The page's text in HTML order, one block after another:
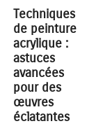
Techniques
de peinture
acrylique :
astuces
avancées
pour des
œuvres
éclatantes